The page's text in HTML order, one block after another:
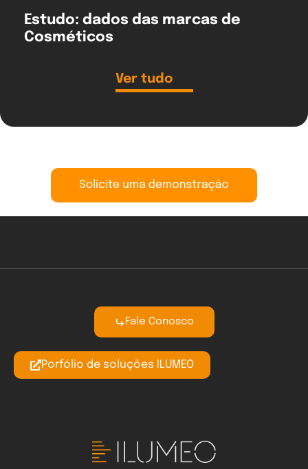
Estudo: dados das marcas de
Cosméticos
Ver tudo
Fale Conosco
Porfólio de soluções ILUMEO